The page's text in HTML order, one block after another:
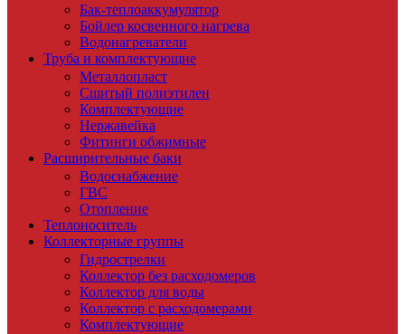
Бак-теплоаккумулятор
Бойлер косвенного нагрева
Водонагреватели
Труба и комплектующие
Металлопласт
Сшитый полиэтилен
Комплектующие
Нержавейка
Фитинги обжимные
Расширительные баки
Водоснабжение
ГВС
Отопление
Теплоноситель
Коллекторные группы
Гидрострелки
Коллектор без расходомеров
Коллектор для воды
Коллектор с расходомерами
Комплектующие